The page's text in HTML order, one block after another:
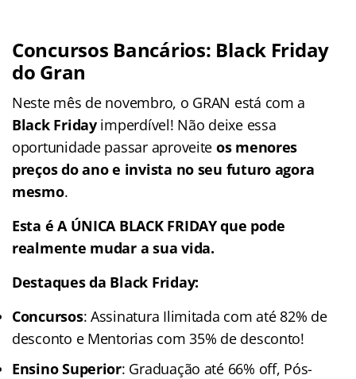
Concursos Bancários: Black Friday
do Gran
Neste mês de novembro, o GRAN está com a
Black Fridayimperdível! Não deixe essa
oportunidade passar aproveite os menores
preços do ano e invista no seu futuro agora
mesmo.
Esta é A ÚNICA BLACK FRIDAY que pode
realmente mudar a sua vida.
Destaques da Black Friday:
Concursos: Assinatura Ilimitada com até 82% de
desconto e Mentorias com 35% de desconto!
Ensino Superior: Graduação até 66% off, Pós-